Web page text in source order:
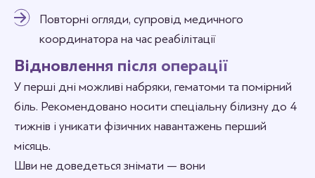
Повторні огляди, супровід медичного
координатора на час реабілітації
Відновлення після операції
У перші дні можливі набряки, гематоми та помірний
біль. Рекомендовано носити спеціальну білизну до 4
тижнів і уникати фізичних навантажень перший
місяць.
Шви не доведеться знімати — вони